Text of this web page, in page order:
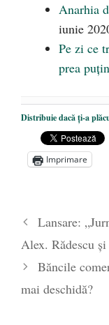
Anarhia
iunie
Pe zi ce
prea
Distribuie dacă ți-a
Imprimare
Lansare:
Alex. Rădescu
Băncile
mai deschidă?